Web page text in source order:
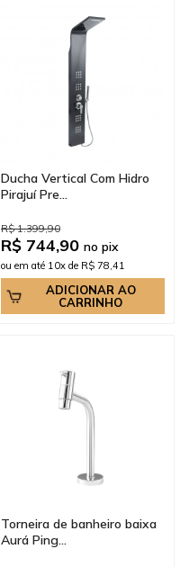
Ducha Vertical Com Hidro
Pirajuí Pre...
R$ 1.399,90
R$ 744,90 no pix
ou em até 10x de R$ 78,41
ADICIONAR AO
CARRINHO
Torneira de banheiro baixa
Aurá Ping...